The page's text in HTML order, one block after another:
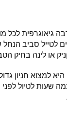
גיאוגרפית לכל
לטייל סביב הנחל
או לינה בחיק
למצוא חניון
שעות לטיול